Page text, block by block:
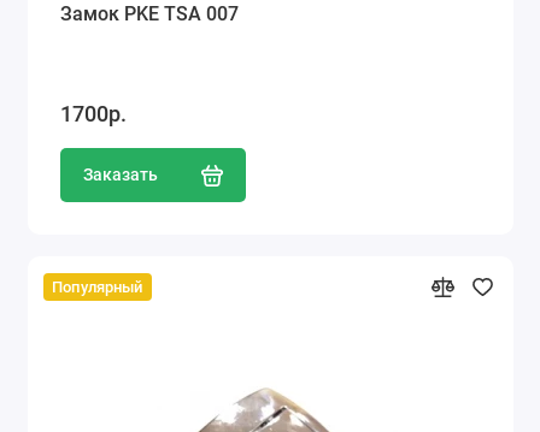
Замок PKE TSA 007
1700р.
Заказать
Популярный